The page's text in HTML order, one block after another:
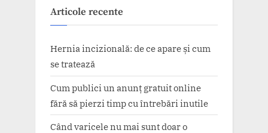
Articole recente
Hernia incizională: de ce apare și cum
se tratează
Cum publici un anunț gratuit online
fără să pierzi timp cu întrebări inutile
Când varicele nu mai sunt doar o